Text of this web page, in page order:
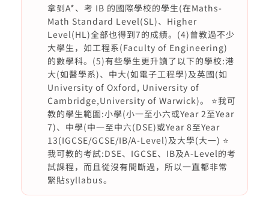
拿到A*、考 IB 的國際學校的學生(在Maths-
Math Standard Level(SL)、Higher
Level(HL)全部也得到7的成績。(4)曾教過不少
大學生，如工程系(Faculty of Engineering)
的數學科。(5)有些學生更升讀了以下的學校:港
大(如醫學系)、中大(如電子工程學)及英國(如
University of Oxford, University of
Cambridge,University of Warwick)。 ⭐️我可
教的學生範圍:小學(小一至小六或Year 2至Year
7)、中學(中一至中六(DSE)或Year 8至Year
13(IGCSE/GCSE/IB/A-Level)及大學(大一) ⭐️
我可教的考試:DSE、IGCSE、IB及A-Level的考
試課程，而且從沒有間斷過，所以一直都非常
緊貼syllabus。